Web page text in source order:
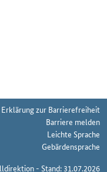
Erklärung zur Barrierefreiheit
Barriere melden
Leichte Sprache
Gebärdensprache
- Stand: 31.07.2026